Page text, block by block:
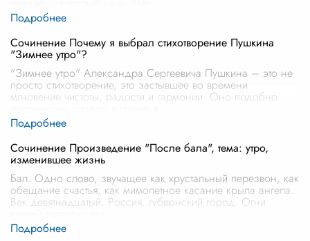
Сочинение Почему я выбрал стихотворение Пушкина
"Зимнее утро"?
"Зимнее утро" Александра Сергеевича Пушкина – это не
просто стихотворение, это застывшее во времени
мгновение чистоты, радости и гармонии. Оно подобно
Сочинение Произведение "После бала", тема: утро,
изменившее жизнь
Бал. Одно слово, звучащее как хрустальный перезвон, как
обещание счастья, как мимолетное касание крыла ангела.
Век девятнадцатый, Россия, губернский город. Огни